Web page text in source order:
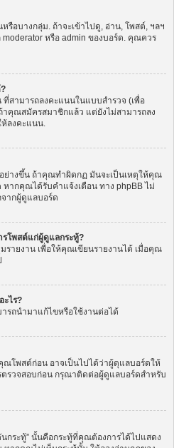
อบางกลุ่ม. ถ้าจะเข้าไปดู, อ่าน, โพสต์, ฯลฯ
หรือ admin ของบอร์ด. คุณควร
สามารถลงคะแนนในแบบสำรวจ (เพื่อ
คุณสมัครสมาชิกแล้ว แต่ยังไม่สามารถลง
ลงคะแนน.
ย่างขึ้น ถ้าคุณทำผิดกฏ มันจะเป็นเหตุให้คุณ
ากคุณได้รับคำแจ้งเตือน ทาง phpBB ไม่
ากผู้ดูแลบอร์ด
รโพสต์แก่ผู้ดูแลกระทู้?
ายงาน เพื่อให้คุณเขียนรายงานได้ เมื่อคุณ
ะไร?
ถนำมาแก้ไขหรือใช้งานต่อได้
โพสต์ก่อน อาจเป็นไปได้ว่าผู้ดุแลบอร์ดให้
รวจสอบก่อน กรุณาติดต่อผู้ดูแลบอร์ดสำหรับ
กระทู้” นั้นคือกระทู้ที่คุณต้องการได้ไปแสดง